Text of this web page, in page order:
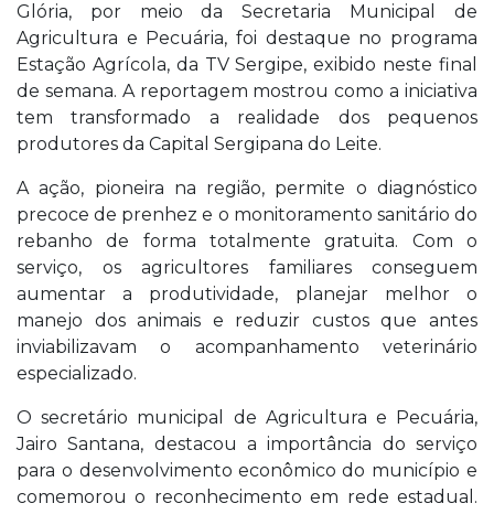
Glória, por meio da Secretaria Municipal de
Agricultura e Pecuária, foi destaque no programa
Estação Agrícola, da TV Sergipe, exibido neste final
de semana. A reportagem mostrou como a iniciativa
tem transformado a realidade dos pequenos
produtores da Capital Sergipana do Leite.
A ação, pioneira na região, permite o diagnóstico
precoce de prenhez e o monitoramento sanitário do
rebanho de forma totalmente gratuita. Com o
serviço, os agricultores familiares conseguem
aumentar a produtividade, planejar melhor o
manejo dos animais e reduzir custos que antes
inviabilizavam o acompanhamento veterinário
especializado.
O secretário municipal de Agricultura e Pecuária,
Jairo Santana, destacou a importância do serviço
para o desenvolvimento econômico do município e
comemorou o reconhecimento em rede estadual.